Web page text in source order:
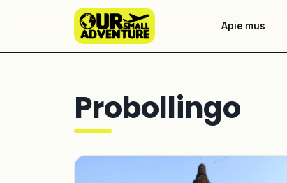
Apie mus
Probollingo